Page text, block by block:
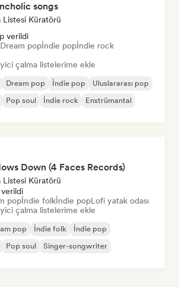
songs
Listesi Küratörü
verildi
Dream popİndie popİndie rock
çalma listelerime ekle
Dream pop İndie pop
Uluslararası pop
Pop soul İndie rock Enstrümantal
Down (4 Faces Records)
Listesi Küratörü
popİndie folkİndie popLofi yatak odası
çalma listelerime ekle
pop İndie folk
İndie pop
Pop soul Singer-songwriter